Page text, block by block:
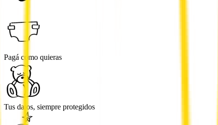
Pagá como quieras
Tus datos, siempre protegidos